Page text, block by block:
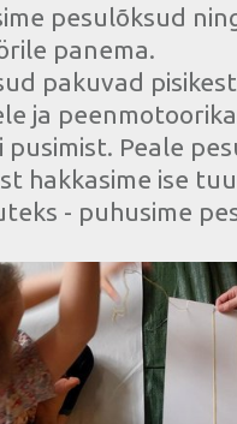
pesulõksud
panema.
pakuvad
ja
pusimist. Peale
hakkasime ise
- puhusime